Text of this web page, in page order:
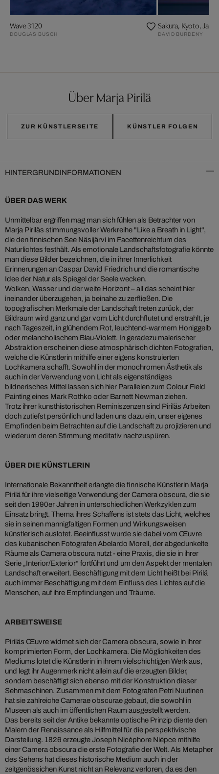
Wave 3120
DOUGLAS BUSCH
Sakura, Kyoto,
DAVID BURDENY
Über Marja Pirilä
ZUR KÜNSTLERSEITE KÜNSTLER FOLGEN
HINTERGRUNDINFORMATIONEN
ÜBER DAS WERK
Unmittelbar ergriffen mag man sich fühlen als Betrachter von
Marja Piriläs stimmungsvoller Werkreihe "Like a Breath in Light",
die den finnischen See Näsijärvi im Facettenreichtum des
Naturlichtes festhält. Als emotionale Landschaftsfotografie könnte
man diese Bilder bezeichnen, die in ihrer Innerlichkeit
Erinnerungen an Caspar David Friedrich und die romantische
Idee der Natur als Spiegel der Seele wecken.
Wolken, Wasser und der weite Horizont – all das scheint hier
ineinander überzugehen, ja beinahe zu zerfließen. Die
topografischen Merkmale der Landschaft treten zurück, der
Bildraum wird ganz und gar vom Licht durchflutet und erstrahlt, je
nach Tageszeit, in glühendem Rot, leuchtend-warmem Honiggelb
oder melancholischem Blau-Violett. In geradezu malerischer
Abstraktion erscheinen diese atmosphärisch dichten Fotografien,
welche die Künstlerin mithilfe einer eigens konstruierten
Lochkamera schafft. Sowohl in der monochromen Ästhetik als
auch in der Verwendung von Licht als eigenständiges
bildnerisches Mittel lassen sich hier Parallelen zum Colour Field
Painting eines Mark Rothko oder Barnett Newman ziehen.
Trotz ihrer kunsthistorischen Reminiszenzen sind Piriläs Arbeiten
doch zutiefst persönlich und laden uns dazu ein, unser eigenes
Empfinden beim Betrachten auf die Landschaft zu projizieren und
wiederum deren Stimmung meditativ nachzuspüren.
ÜBER DIE KÜNSTLERIN
Internationale Bekanntheit erlangte die finnische Künstlerin Marja
Pirilä für ihre vielseitige Verwendung der Camera obscura, die sie
seit den 1990er Jahren in unterschiedlichen Werkzyklen zum
Einsatz bringt. Thema ihres Schaffens ist stets das Licht, welches
sie in seinen mannigfaltigen Formen und Wirkungsweisen
künstlerisch auslotet. Beeinflusst wurde sie dabei vom Œuvre
des kubanischen Fotografen Abelardo Morell, der abgedunkelte
Räume als Camera obscura nutzt - eine Praxis, die sie in ihrer
Serie „Interior/Exterior“ fortführt und um den Aspekt der mentalen
Landschaft erweitert. Beschäftigung mit dem Licht heißt bei Pirilä
auch immer Beschäftigung mit dem Einfluss des Lichtes auf die
Menschen, auf ihre Empfindungen und Träume.
ARBEITSWEISE
Piriläs Œuvre widmet sich der Camera obscura, sowie in ihrer
komprimierten Form, der Lochkamera. Die Möglichkeiten des
Mediums lotet die Künstlerin in ihrem vielschichtigen Werk aus,
und legt ihr Augenmerk nicht allein auf die erzeugten Bilder,
sondern beschäftigt sich ebenso mit der Konstruktion dieser
Sehmaschinen. Zusammen mit dem Fotografen Petri Nuutinen
hat sie zahlreiche Camerae obscurae gebaut, die sowohl in
Museen als auch im öffentlichen Raum ausgestellt werden.
Das bereits seit der Antike bekannte optische Prinzip diente den
Malern der Renaissance als Hilfmittel für die perspektivische
Darstellung. 1826 erzeugte Joseph Nicéphore Niépce mithilfe
einer Camera obscura die erste Fotografie der Welt. Als Metapher
des Sehens hat dieses historische Medium auch in der
zeitgenössichen Kunst nicht an Relevanz verloren, da es den